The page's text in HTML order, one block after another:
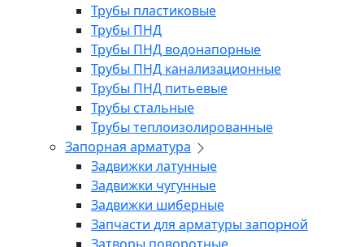
Трубы пластиковые
Трубы ПНД
Трубы ПНД водонапорные
Трубы ПНД канализационные
Трубы ПНД питьевые
Трубы стальные
Трубы теплоизолированные
Запорная арматура
Задвижки латунные
Задвижки чугунные
Задвижки шиберные
Запчасти для арматуры запорной